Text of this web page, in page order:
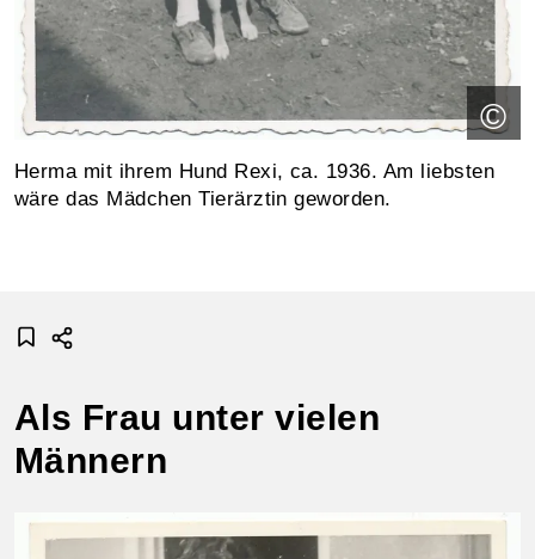
©
Herma mit ihrem Hund Rexi, ca. 1936. Am liebsten
wäre das Mädchen Tierärztin geworden.
Als Frau unter vielen
Männern